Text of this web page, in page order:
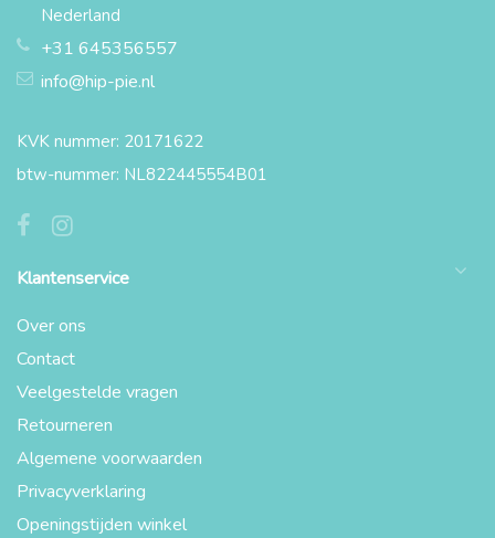
Nederland
+31 645356557
info@hip-pie.nl
KVK nummer: 20171622
btw-nummer: NL822445554B01
Klantenservice
Over ons
Contact
Veelgestelde vragen
Retourneren
Algemene voorwaarden
Privacyverklaring
Openingstijden winkel